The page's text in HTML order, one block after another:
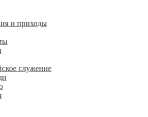
и приходы
служение